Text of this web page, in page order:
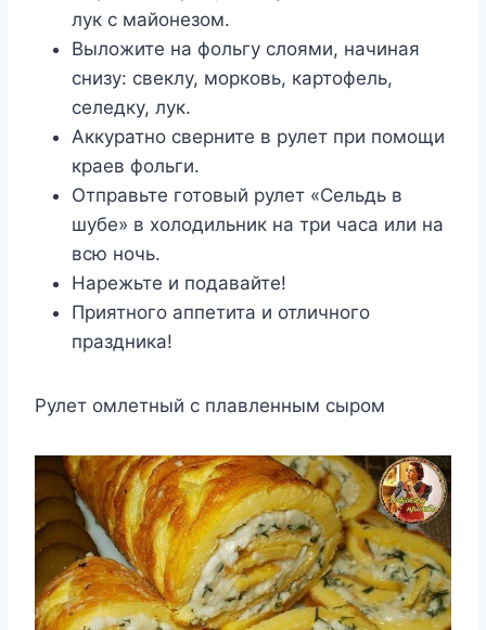
лук с майонезом.
Выложите на фольгу слоями, начиная
снизу: свеклу, морковь, картофель,
селедку, лук.
Аккуратно сверните в рулет при помощи
краев фольги.
Отправьте готовый рулет «Сельдь в
шубе» в холодильник на три часа или на
всю ночь.
Нарежьте и подавайте!
Приятного аппетита и отличного
праздника!
Рулет омлетный с плавленным сыром